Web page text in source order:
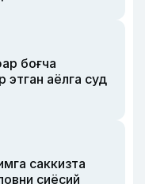
боғча
аёлга суд
саккизта
сиёсий